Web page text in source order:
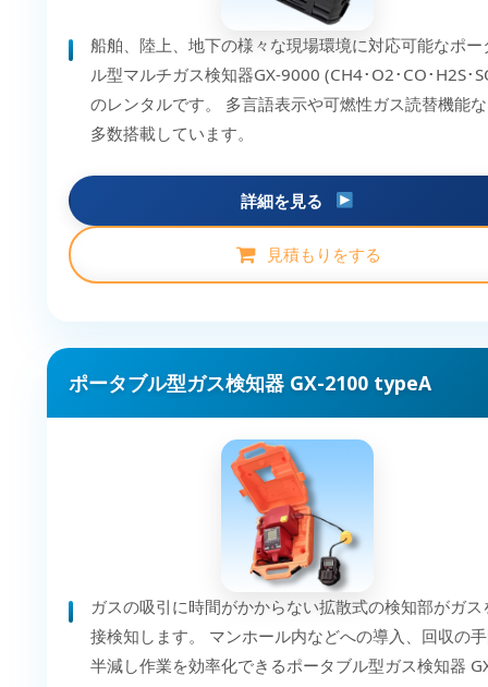
船舶、陸上、地下の様々な現場環境に対応可能なポー
ル型マルチガス検知器GX-9000 (CH4･O2･CO･H2S･
のレンタルです。 多言語表示や可燃性ガス読替機能
多数搭載しています。
詳細を見る
見積もりをする
ポータブル型ガス検知器 GX-2100 typeA
ガスの吸引に時間がかからない拡散式の検知部がガス
接検知します。 マンホール内などへの導入、回収の
半減し作業を効率化できるポータブル型ガス検知器